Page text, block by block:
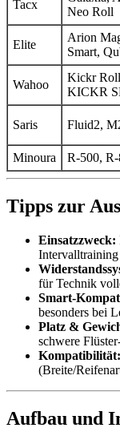
Tacx
Neo Roll
Elite
Arion
Smart,
Wahoo
Kickr
KICKR
Saris Fluid2,
Minoura
R-500,
Tipps zur
Einsatzzweck:
für Technik
Smart-
besonders bei
Platz &
schwere
Kompatibilität:
(Breite/
Aufbau und